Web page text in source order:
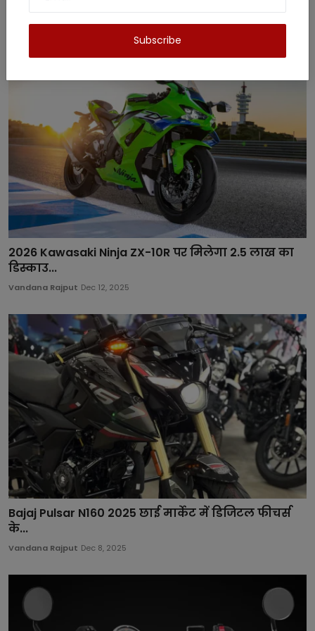
Subscribe
Related Posts
2026 Kawasaki Ninja ZX-10R पर मिलेगा 2.5 लाख का
डिस्काउ...
Vandana Rajput Dec 12, 2025
Bajaj Pulsar N160 2025 छाई मार्केट में डिजिटल फीचर्स
के...
Vandana Rajput Dec 8, 2025